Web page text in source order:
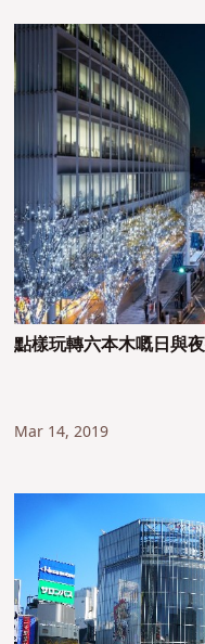
點樣玩轉六本木嘅日與
Mar 14, 2019